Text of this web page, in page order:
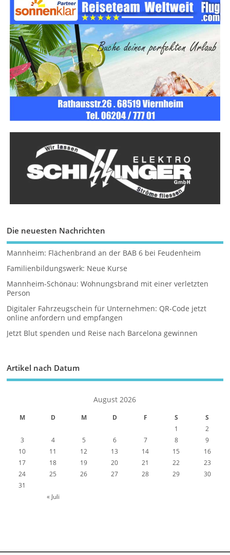
Die neuesten Nachrichten
Mannheim: Flächenbrand an der BAB 6 bei Feudenheim
Familienbildungswerk: Neue Kurse
Mannheim-Schönau: Wohnungsbrand mit einer verletzten
Person
Digitaler Fahrzeugschein für Unternehmen: QR-Code jetzt
online anfordern und empfangen
Jetzt Blut spenden und Reise nach Barcelona gewinnen
Artikel nach Datum
August 2026
M D M D F S S
« Juli
1
2
3
4 5 6 7 8
9
10
11 12 13 14 15
16
17
18 19 20 21 22
23
24
25 26 27 28 29
30
31